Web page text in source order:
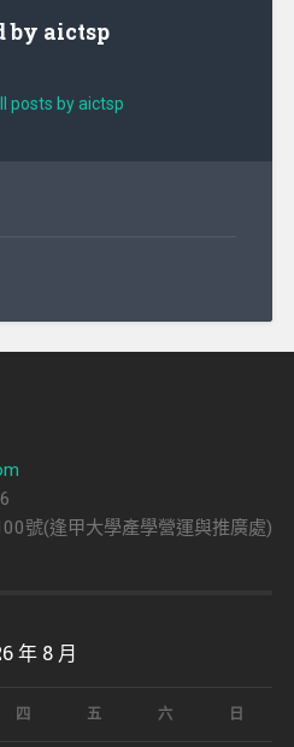
by aictsp
posts by aictsp
號(逢甲大學產學營運與推廣處)
年 8 月
四 五 六 日